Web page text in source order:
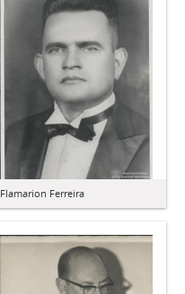
Flamarion Ferreira